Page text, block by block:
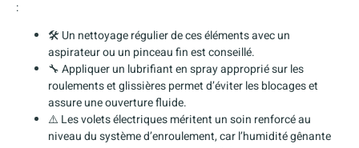
:
🛠 Un nettoyage régulier de ces éléments avec un
aspirateur ou un pinceau fin est conseillé.
🔧 Appliquer un lubrifiant en spray approprié sur les
roulements et glissières permet d’éviter les blocages et
assure une ouverture fluide.
⚠️ Les volets électriques méritent un soin renforcé au
niveau du système d’enroulement, car l’humidité gênante